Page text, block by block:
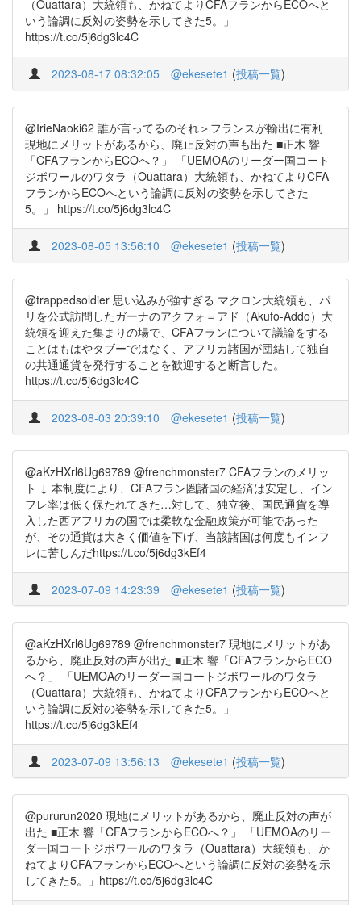
（Ouattara）大統領も、かねてよりCFAフランからECOへと
いう論調に反対の姿勢を示してきた5。」
https://t.co/5j6dg3lc4C
2023-08-17 08:32:05 @ekesete1 (投稿一覧)
@IrieNaoki62 誰が言ってるのそれ＞フランスが輸出に有利
現地にメリットがあるから、廃止反対の声も出た ■正木 響
「CFAフランからECOへ？」 「UEMOAのリーダー国コート
ジボワールのワタラ（Ouattara）大統領も、かねてよりCFA
フランからECOへという論調に反対の姿勢を示してきた
5。」 https://t.co/5j6dg3lc4C
2023-08-05 13:56:10 @ekesete1 (投稿一覧)
@trappedsoldier 思い込みが強すぎる マクロン大統領も、パ
リを公式訪問したガーナのアクフォ＝アド（Akufo-Addo）大
統領を迎えた集まりの場で、CFAフランについて議論をする
ことはもはやタブーではなく、アフリカ諸国が団結して独自
の共通通貨を発行することを歓迎すると断言した。
https://t.co/5j6dg3lc4C
2023-08-03 20:39:10 @ekesete1 (投稿一覧)
@aKzHXrl6Ug69789 @frenchmonster7 CFAフランのメリッ
ト ↓ 本制度により、CFAフラン圏諸国の経済は安定し、イン
フレ率は低く保たれてきた…対して、独立後、国民通貨を導
入した西アフリカの国では柔軟な金融政策が可能であった
が、その通貨は大きく価値を下げ、当該諸国は何度もインフ
レに苦しんだhttps://t.co/5j6dg3kEf4
2023-07-09 14:23:39 @ekesete1 (投稿一覧)
@aKzHXrl6Ug69789 @frenchmonster7 現地にメリットがあ
るから、廃止反対の声が出た ■正木 響「CFAフランからECO
へ？」 「UEMOAのリーダー国コートジボワールのワタラ
（Ouattara）大統領も、かねてよりCFAフランからECOへと
いう論調に反対の姿勢を示してきた5。」
https://t.co/5j6dg3kEf4
2023-07-09 13:56:13 @ekesete1 (投稿一覧)
@pururun2020 現地にメリットがあるから、廃止反対の声が
出た ■正木 響「CFAフランからECOへ？」 「UEMOAのリー
ダー国コートジボワールのワタラ（Ouattara）大統領も、か
ねてよりCFAフランからECOへという論調に反対の姿勢を示
してきた5。」https://t.co/5j6dg3lc4C